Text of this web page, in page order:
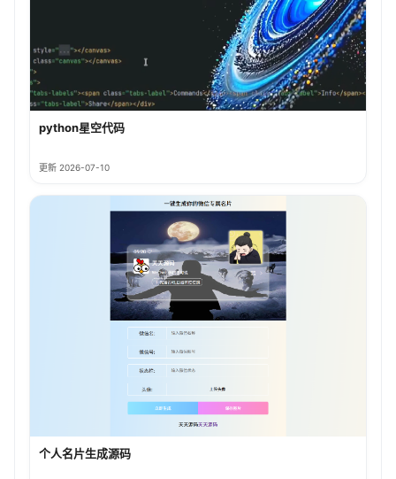
python星空代码
更新 2026-07-10
个人名片生成源码